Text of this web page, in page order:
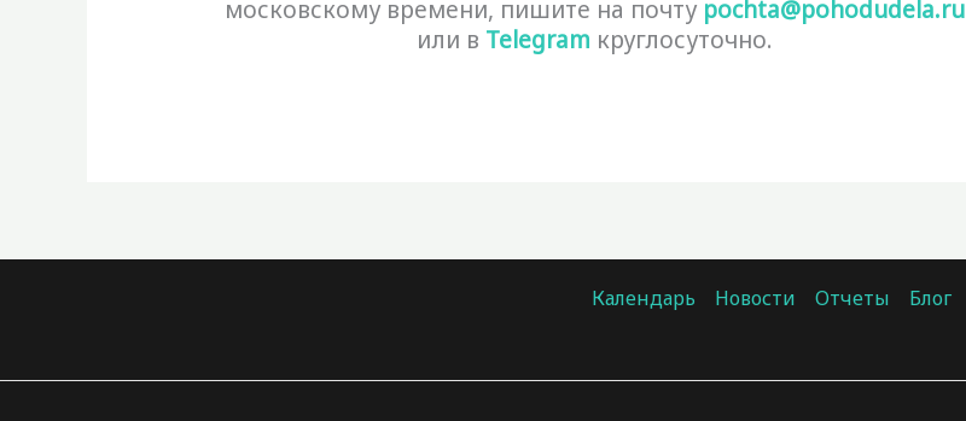
московскому времени, пишите на почту pochta@pohodudela.ru
или в Telegram круглосуточно.
Календарь Новости Отчеты Блог